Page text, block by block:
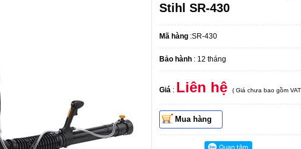
Stihl SR-430
Mã hàng :SR-430
Bảo hành : 12 tháng
Giá : Liên hệ ( Giá chưa bao gồm
Mua hàng